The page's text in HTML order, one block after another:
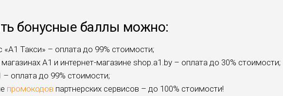
бонусные баллы можно:
«A1 Такси» – оплата до 99% стоимости;
А1 и интернет-магазине shop.a1.by – оплата до 30% стоимости;
– оплата до 99% стоимости;
промокодов партнерских сервисов – до 100% стоимости!